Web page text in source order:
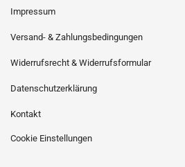
Impressum
Versand- & Zahlungsbedingungen
Widerrufsrecht & Widerrufsformular
Datenschutzerklärung
Kontakt
Cookie Einstellungen